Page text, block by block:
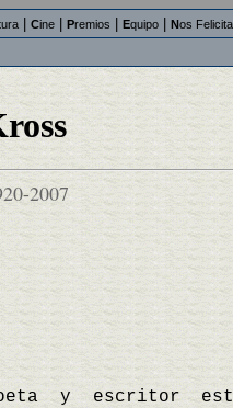
Cine Premios Equipo Nos
2007
y escritor